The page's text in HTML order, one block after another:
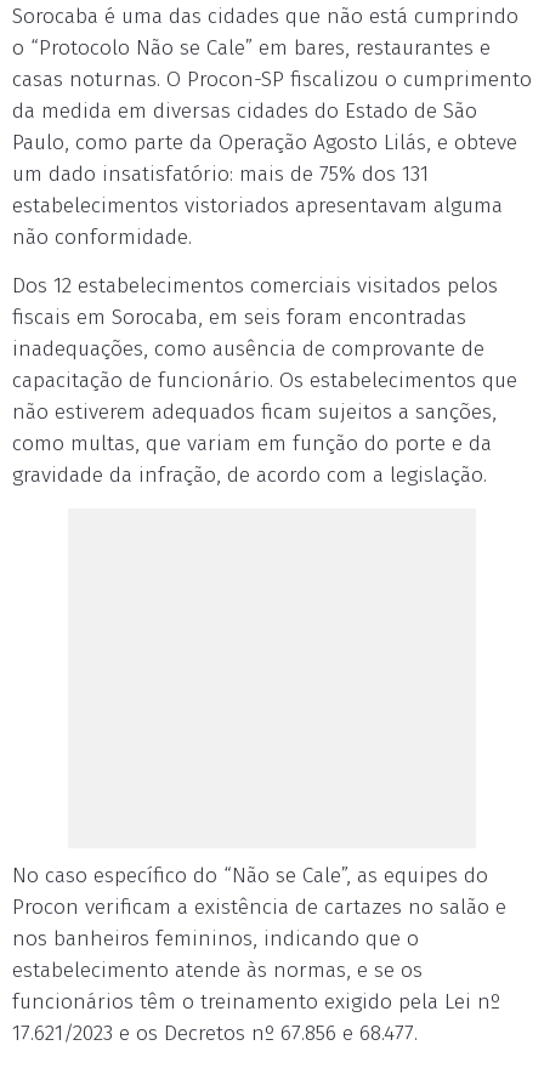
Sorocaba é uma das cidades que não está cumprindo
o “Protocolo Não se Cale” em bares, restaurantes e
casas noturnas. O Procon-SP fiscalizou o cumprimento
da medida em diversas cidades do Estado de São
Paulo, como parte da Operação Agosto Lilás, e obteve
um dado insatisfatório: mais de 75% dos 131
estabelecimentos vistoriados apresentavam alguma
não conformidade.
Dos 12 estabelecimentos comerciais visitados pelos
fiscais em Sorocaba, em seis foram encontradas
inadequações, como ausência de comprovante de
capacitação de funcionário. Os estabelecimentos que
não estiverem adequados ficam sujeitos a sanções,
como multas, que variam em função do porte e da
gravidade da infração, de acordo com a legislação.
No caso específico do “Não se Cale”, as equipes do
Procon verificam a existência de cartazes no salão e
nos banheiros femininos, indicando que o
estabelecimento atende às normas, e se os
funcionários têm o treinamento exigido pela Lei nº
17.621/2023 e os Decretos nº 67.856 e 68.477.